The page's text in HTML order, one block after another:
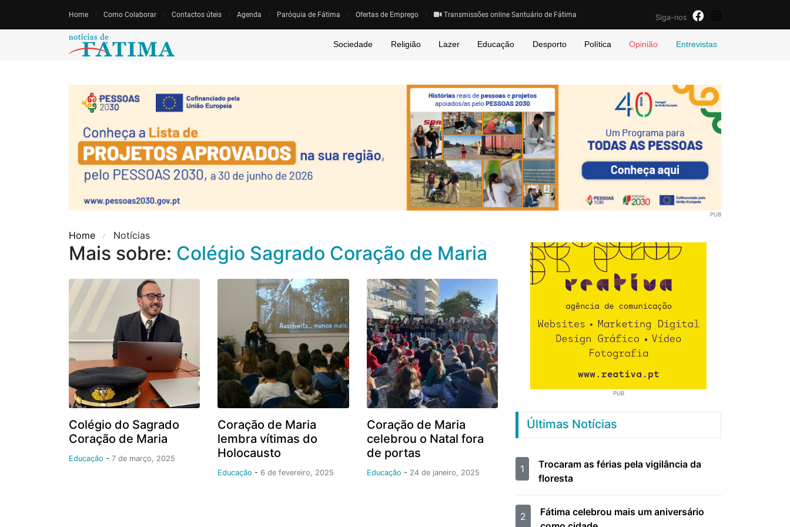
Home Como Colaborar Contactos úteis Agenda Paróquia de Fátima Ofertas de Emprego Transmissões online Santuário de Fátima Siga-nos
Sociedade Religião Lazer Educação Desporto Política Opinião Entrevistas
PUB
Home Notícias
Mais sobre: Colégio Sagrado Coração de Maria
Colégio do Sagrado
Coração de Maria
Educação - 7 de março, 2025
Coração de Maria
lembra vítimas do
Holocausto
Educação - 6 de fevereiro, 2025
Coração de Maria
celebrou o Natal fora
de portas
Educação - 24 de janeiro, 2025
PUB
Últimas Notícias
1
Trocaram as férias pela vigilância da
floresta
2
Fátima celebrou mais um aniversário